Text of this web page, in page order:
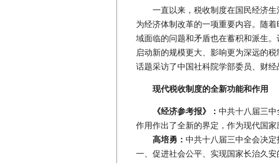
一直以来，税收制度在国民经济生
为经济体制改革的一项重要内容。随
域面临的问题和矛盾也在蓄积和派生
启动新的规模更大、影响更为深远的
话题采访了中国社科院学部委员、财经
现代税收制度的全新功能和作用
《经济参考报》： 中共十八届三
作用作出了全新的界定，作为现代国
高培勇： 中共十八届三中全会决
一、促进社会公平、实现国家长治久